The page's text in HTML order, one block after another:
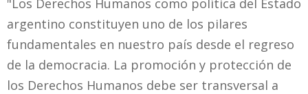
"Los Derechos Humanos como política del Estado
argentino constituyen uno de los pilares
fundamentales en nuestro país desde el regreso
de la democracia. La promoción y protección de
los Derechos Humanos debe ser transversal a